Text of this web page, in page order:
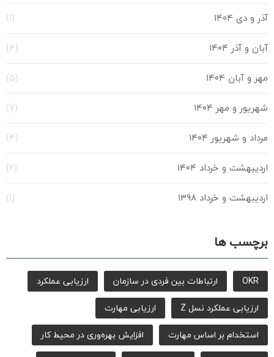
آذر و دی ۱۴۰۴
(۱)
آبان و آذر ۱۴۰۴
(۴)
مهر و آبان ۱۴۰۴
(۵)
شهریور و مهر ۱۴۰۴
(۷)
مرداد و شهریور ۱۴۰۴
(۴)
اردیبهشت و خرداد ۱۴۰۴
(۲)
اردیبهشت و خرداد ۱۳۹۸
(۱)
برچسب ها
OKR ارتباطات بین فردی در سازمان
ارزیابی عملکرد
ارزیابی عملکرد نسل Z
ارزیابی مهارت
استخدام بر اساس مهارت
افزایش بهره‌وری در محیط کار